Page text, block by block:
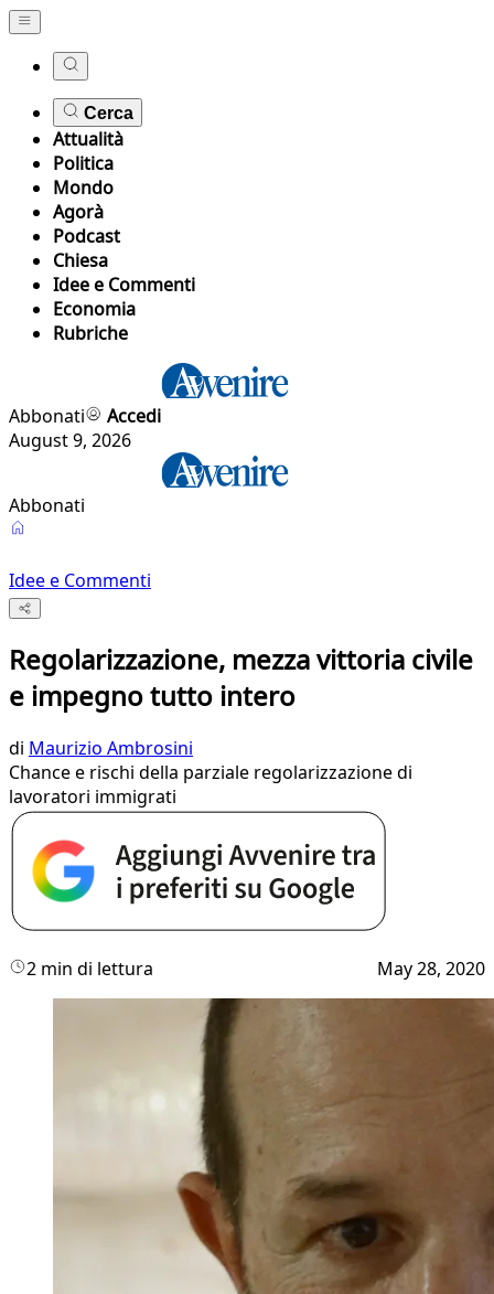
Cerca
Attualità
Politica
Mondo
Agorà
Podcast
Chiesa
Idee e Commenti
Economia
Rubriche
Abbonati
Accedi
August 9, 2026
Abbonati
Idee e Commenti
Regolarizzazione, mezza vittoria civile
e impegno tutto intero
di Maurizio Ambrosini
Chance e rischi della parziale regolarizzazione di
lavoratori immigrati
2 min di lettura May 28, 2020